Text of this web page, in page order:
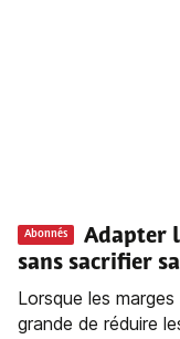
Abonnés
Adapter
sans sacrifier
Lorsque les
grande de réduire